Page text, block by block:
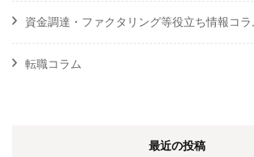
資金調達・ファクタリング等役立ち情報コラ
転職コラム
最近の投稿